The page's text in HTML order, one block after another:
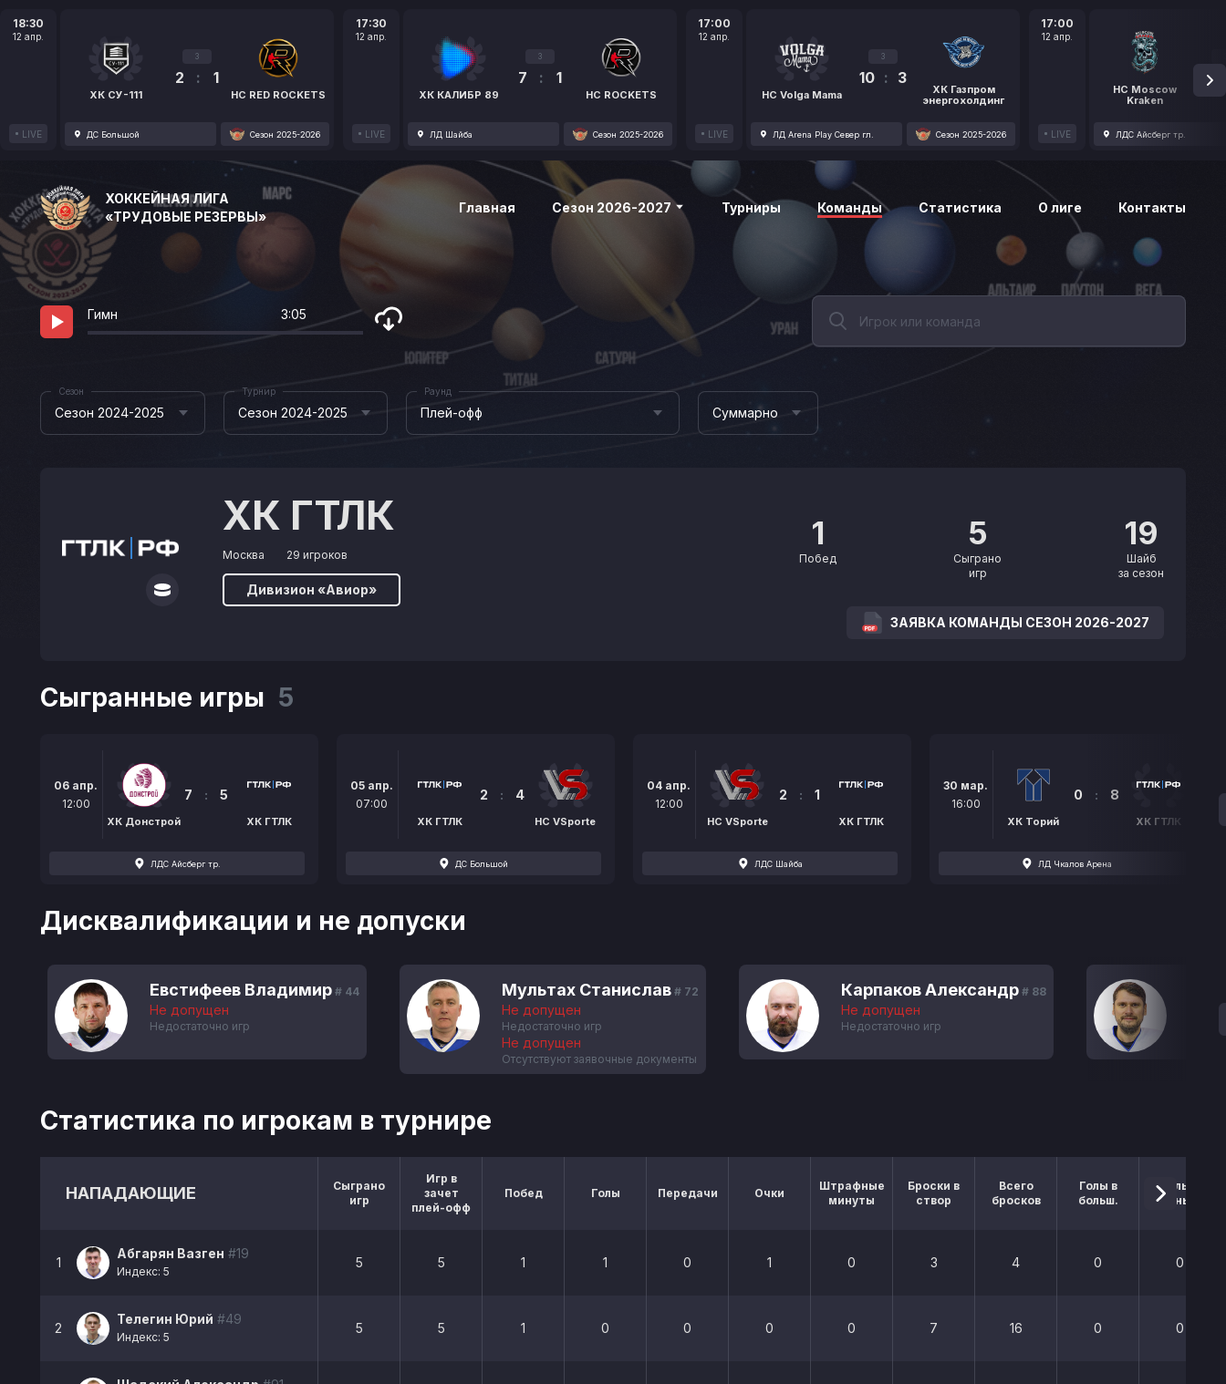
18:30
12 апр.
LIVE
ХК СУ-111
3
2 : 1
HC RED ROCKETS
ДС Большой Сезон 2025-2026
17:30
12 апр.
LIVE
ХК КАЛИБР 89
3
7 : 1
HC ROCKETS
ЛД Шайба Сезон 2025-2026
17:00
12 апр.
LIVE
HC Volga Mama
3
10 : 3
ХК Газпром
энергохолдинг
ЛД Arena Play Север гл. Сезон 2025-2026
17:00
12 апр.
LIVE
HC Moscow
Kraken
1
ЛДС Айсберг тр.
ХОККЕЙНАЯ ЛИГА
«ТРУДОВЫЕ РЕЗЕРВЫ»
Главная Сезон 2026-2027 Турниры Команды Статистика О лиге Контакты
Гимн 3:05
Сезон 2024-2025
Сезон
Сезон 2024-2025
Турнир
Плей-офф
Раунд
Суммарно
ХК ГТЛК
Москва 29 игроков
Дивизион «Авиор»
1
Побед
5
Сыграно
игр
19
Шайб
за сезон
ЗАЯВКА КОМАНДЫ СЕЗОН 2026-2027
Сыгранные игры 5
06 апр.
12:00
ХК Донстрой
7 : 5
ХК ГТЛК
ЛДС Айсберг тр.
05 апр.
07:00
ХК ГТЛК
2 : 4
HC VSporte
ДС Большой
04 апр.
12:00
HC VSporte
2 : 1
ХК ГТЛК
ЛДС Шайба
30 мар.
16:00
ХК Торий
0 : 8
ХК ГТЛК
ЛД Чкалов Арена
Дисквалификации и не допуски
Евстифеев Владимир # 44
Не допущен
Недостаточно игр
Мультах Станислав # 72
Не допущен
Недостаточно игр
Не допущен
Отсутствуют заявочные документы
Карпаков Александр # 88
Не допущен
Недостаточно игр
Не
Статистика по игрокам в турнире
НАПАДАЮЩИЕ
Сыграно
игр
Игр в
зачет
плей-офф
Побед Голы Передачи Очки
Штрафные
минуты
Броски в
створ
Всего
бросков
Голы в
больш.
Голы в
меньш.
1
Абгарян Вазген #19
Индекс: 5
5 5 1 1 0 1 0 3 4 0 0
2
Телегин Юрий #49
Индекс: 5
5 5 1 0 0 0 0 7 16 0 0